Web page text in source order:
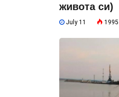
живота си)
July 11 1995